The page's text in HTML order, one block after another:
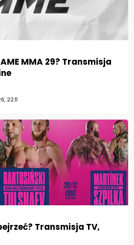
MMA 29? Transmisja
22:11
Transmisja TV,